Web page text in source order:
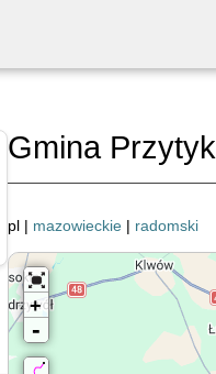
Gmina Przytyk
pl | mazowieckie| radomski
+
-